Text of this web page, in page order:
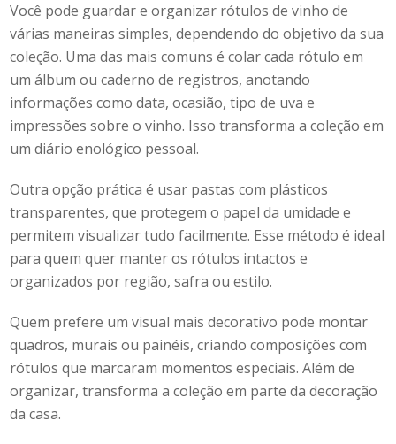
Você pode guardar e organizar rótulos de vinho de
várias maneiras simples, dependendo do objetivo da sua
coleção. Uma das mais comuns é colar cada rótulo em
um álbum ou caderno de registros, anotando
informações como data, ocasião, tipo de uva e
impressões sobre o vinho. Isso transforma a coleção em
um diário enológico pessoal.
Outra opção prática é usar pastas com plásticos
transparentes, que protegem o papel da umidade e
permitem visualizar tudo facilmente. Esse método é ideal
para quem quer manter os rótulos intactos e
organizados por região, safra ou estilo.
Quem prefere um visual mais decorativo pode montar
quadros, murais ou painéis, criando composições com
rótulos que marcaram momentos especiais. Além de
organizar, transforma a coleção em parte da decoração
da casa.